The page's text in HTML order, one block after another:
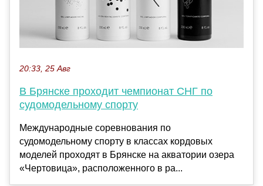
20:33, 25 Авг
В Брянске проходит чемпионат СНГ по
судомодельному спорту
Международные соревнования по
судомодельному спорту в классах кордовых
моделей проходят в Брянске на акватории озера
«Чертовица», расположенного в ра...